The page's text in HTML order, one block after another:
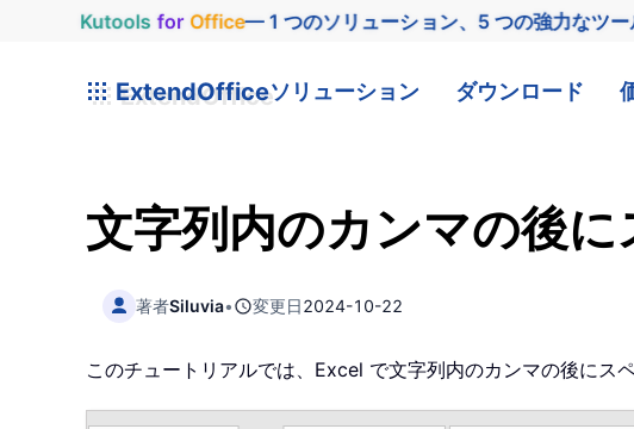
Kutools for Office— 1 つのソリューション、5 つの強力なツ
ExtendOfficeソリューション ダウンロード
文字列内のカンマの後
著者Siluvia• 変更日2024-10-22
このチュートリアルでは、Excel で文字列内のカンマの後にス